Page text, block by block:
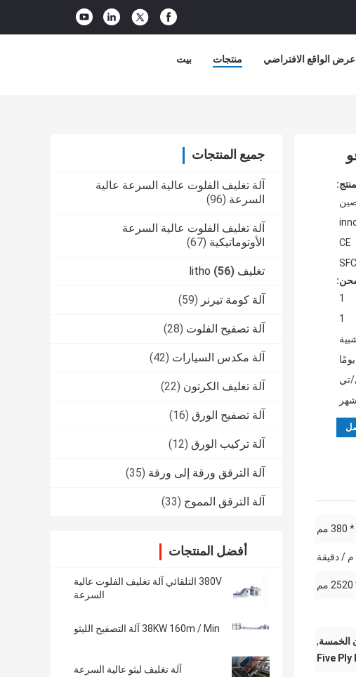
بيت منتجات عرض الواقع الافتراضي
جميع المنتجات
آلة تغليف الفلوت عالية السرعة عالية
السرعة (96)
آلة تغليف الفلوت عالية السرعة
الأوتوماتيكية (67)
تغليف litho (56)
آلة كومة تيرنر (59)
آلة تصفيح الفلوت (28)
آلة مكدس السيارات (42)
آلة تغليف الكرتون (22)
آلة تصفيح الورق (16)
آلة تركيب الورق (12)
آلة الترقق ورقة إلى ورقة (35)
آلة الترقق المموج (33)
أفضل المنتجات
380V التلقائي آلة تغليف الفلوت عالية
السرعة
38KW 160m / Min آلة التصفيح الليثو
آلة تغليف ليثو عالية السرعة
CE
SFC
1
1
تي
الخمسة,
Five